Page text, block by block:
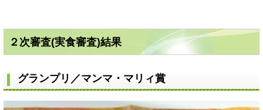
２次審査(実食審査)結果
グランプリ／マンマ・マリィ賞